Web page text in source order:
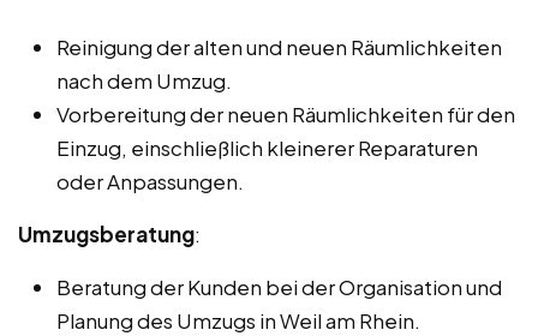
Reinigung der alten und neuen Räumlichkeiten
nach dem Umzug.
Vorbereitung der neuen Räumlichkeiten für den
Einzug, einschließlich kleinerer Reparaturen
oder Anpassungen.
Umzugsberatung:
Beratung der Kunden bei der Organisation und
Planung des Umzugs in Weil am Rhein.